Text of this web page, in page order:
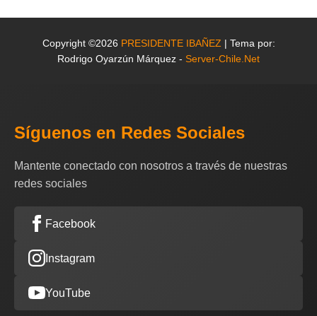
Copyright ©2026 PRESIDENTE IBAÑEZ | Tema por:
Rodrigo Oyarzún Márquez - Server-Chile.Net
Síguenos en Redes Sociales
Mantente conectado con nosotros a través de nuestras
redes sociales
Facebook
Instagram
YouTube